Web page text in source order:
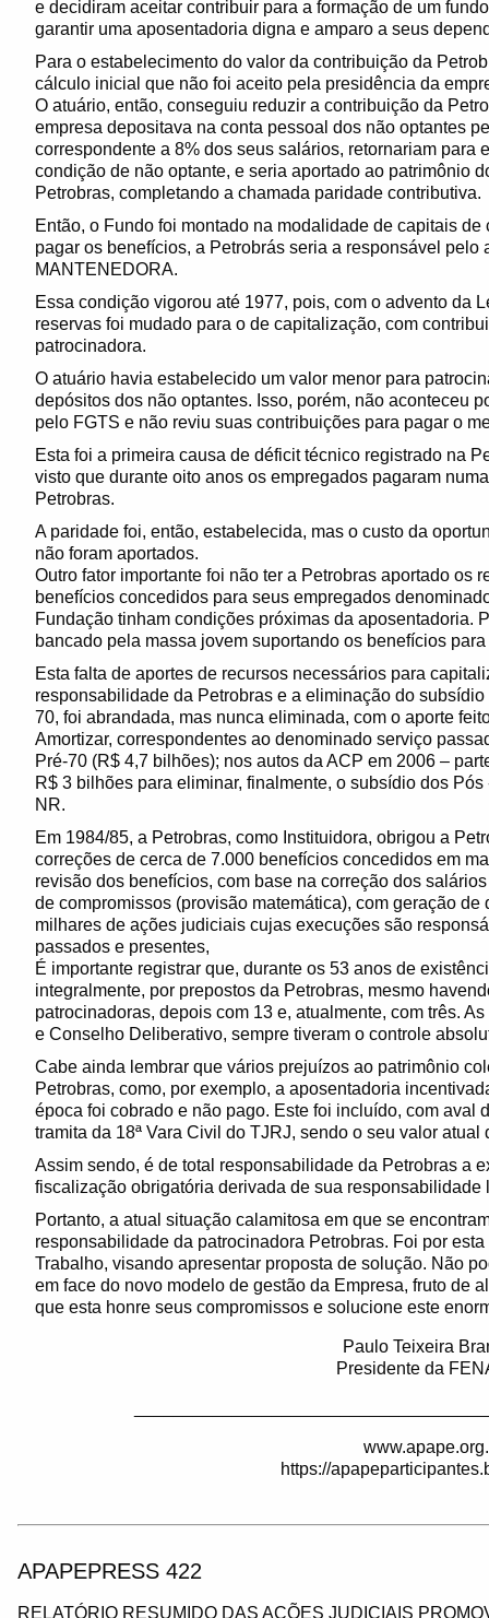
e decidiram aceitar contribuir para a formação de um
garantir uma aposentadoria digna e amparo a seus
Para o estabelecimento do valor da contribuição da
cálculo inicial que não foi aceito pela presidência da
O atuário, então, conseguiu reduzir a contribuição da
empresa depositava na conta pessoal dos não optantes
correspondente a 8% dos seus salários, retornariam para
condição de não optante, e seria aportado ao patrimônio
Petrobras, completando a chamada paridade contributiva.
Então, o Fundo foi montado na modalidade de capitais
pagar os benefícios, a Petrobrás seria a responsável pelo
MANTENEDORA.
Essa condição vigorou até 1977, pois, com o advento da
reservas foi mudado para o de capitalização, com
patrocinadora.
O atuário havia estabelecido um valor menor para
depósitos dos não optantes. Isso, porém, não aconteceu
pelo FGTS e não reviu suas contribuições para pagar o
Esta foi a primeira causa de déficit técnico registrado na
visto que durante oito anos os empregados pagaram
Petrobras.
A paridade foi, então, estabelecida, mas o custo da
não foram aportados.
Outro fator importante foi não ter a Petrobras aportado os
benefícios concedidos para seus empregados
Fundação tinham condições próximas da aposentadoria.
bancado pela massa jovem suportando os benefícios
Esta falta de aportes de recursos necessários para
responsabilidade da Petrobras e a eliminação do
70, foi abrandada, mas nunca eliminada, com o aporte
Amortizar, correspondentes ao denominado serviço
Pré-70 (R$ 4,7 bilhões); nos autos da ACP em 2006 –
R$ 3 bilhões para eliminar, finalmente, o subsídio dos
NR.
Em 1984/85, a Petrobras, como Instituidora, obrigou a
correções de cerca de 7.000 benefícios concedidos em
revisão dos benefícios, com base na correção dos
de compromissos (provisão matemática), com geração de
milhares de ações judiciais cujas execuções são
passados e presentes,
É importante registrar que, durante os 53 anos de
integralmente, por prepostos da Petrobras, mesmo
patrocinadoras, depois com 13 e, atualmente, com três.
e Conselho Deliberativo, sempre tiveram o controle
Cabe ainda lembrar que vários prejuízos ao patrimônio
Petrobras, como, por exemplo, a aposentadoria
época foi cobrado e não pago. Este foi incluído, com aval
tramita da 18ª Vara Civil do TJRJ, sendo o seu valor
Assim sendo, é de total responsabilidade da Petrobras a
fiscalização obrigatória derivada de sua responsabilidade
Portanto, a atual situação calamitosa em que se
responsabilidade da patrocinadora Petrobras. Foi por
Trabalho, visando apresentar proposta de solução. Não
em face do novo modelo de gestão da Empresa, fruto de
que esta honre seus compromissos e solucione este
Paulo Teixeira
Presidente da
https://
APAPEPRESS 422
RELATÓRIO RESUMIDO DAS AÇÕES JUDICIAIS